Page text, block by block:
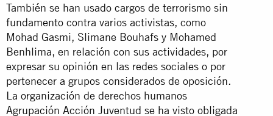
También se han usado cargos de terrorismo sin
fundamento contra varios activistas, como
Mohad Gasmi, Slimane Bouhafs y Mohamed
Benhlima, en relación con sus actividades, por
expresar su opinión en las redes sociales o por
pertenecer a grupos considerados de oposición.
La organización de derechos humanos
Agrupación Acción Juventud se ha visto obligada